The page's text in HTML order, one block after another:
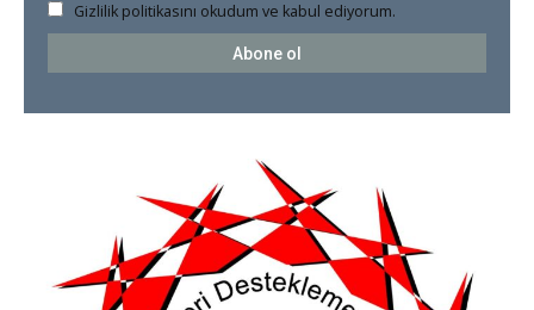
Gizlilik politikasını okudum ve kabul ediyorum.